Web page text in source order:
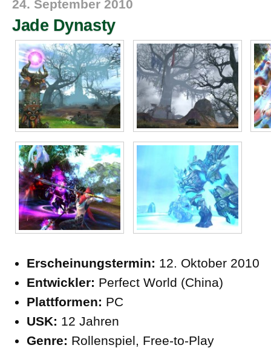
24. September 2010
Jade Dynasty
Erscheinungstermin: 12. Oktober 2010
Entwickler: Perfect World (China)
Plattformen: PC
USK: 12 Jahren
Genre: Rollenspiel, Free-to-Play